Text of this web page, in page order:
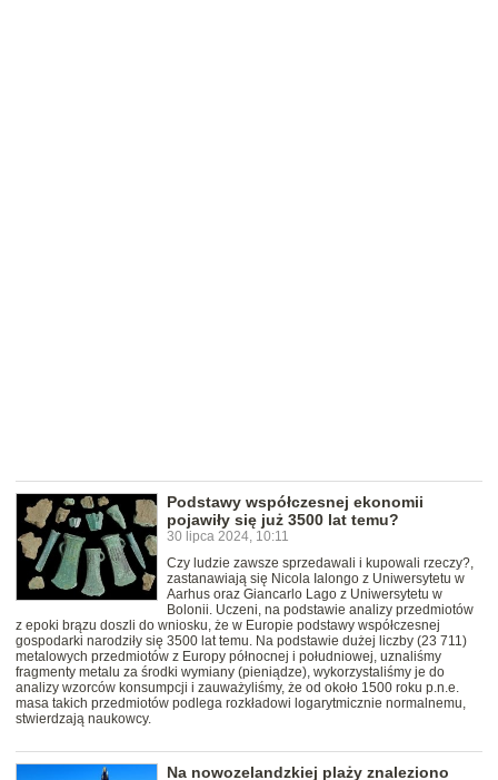
Podstawy współczesnej ekonomii
pojawiły się już 3500 lat temu?
30 lipca 2024, 10:11
Czy ludzie zawsze sprzedawali i kupowali rzeczy?,
zastanawiają się Nicola Ialongo z Uniwersytetu w
Aarhus oraz Giancarlo Lago z Uniwersytetu w
Bolonii. Uczeni, na podstawie analizy przedmiotów
z epoki brązu doszli do wniosku, że w Europie podstawy współczesnej
gospodarki narodziły się 3500 lat temu. Na podstawie dużej liczby (23 711)
metalowych przedmiotów z Europy północnej i południowej, uznaliśmy
fragmenty metalu za środki wymiany (pieniądze), wykorzystaliśmy je do
analizy wzorców konsumpcji i zauważyliśmy, że od około 1500 roku p.n.e.
masa takich przedmiotów podlega rozkładowi logarytmicznie normalnemu,
stwierdzają naukowcy.
Na nowozelandzkiej plaży znaleziono